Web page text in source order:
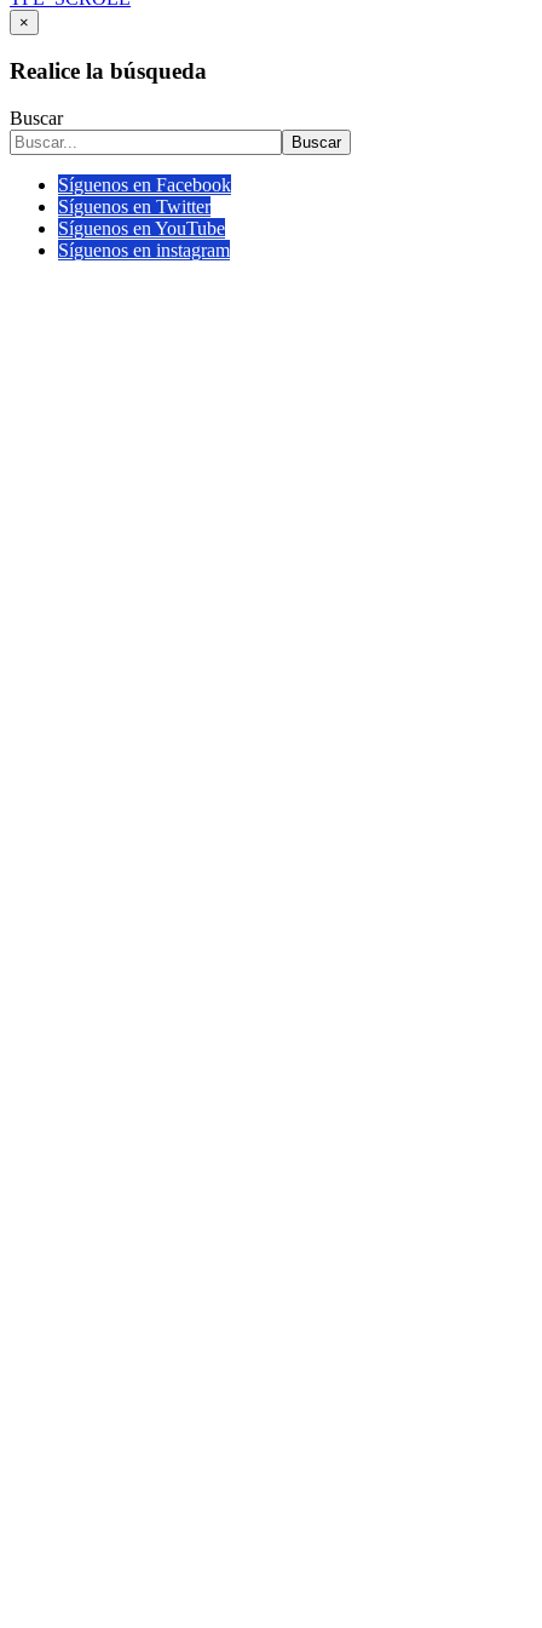
×
Realice la búsqueda
Buscar
Buscar
Síguenos en Facebook
Síguenos en Twitter
Síguenos en YouTube
Síguenos en instagram